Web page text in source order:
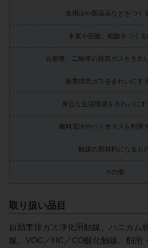
食用油や医薬品などをつく
水素や硫酸、硝酸をつくる
自動車、二輪車の排気ガスをきれ
産業排気ガスをきれいにす
身近な生活環境をきれいにす
燃料電池やバイオマスを利用
触媒の原材料になるも
その他
取り扱い品目
自動車排ガス浄化用触媒、ハニカム
媒、VOC／HC／CO酸化触媒、舶用